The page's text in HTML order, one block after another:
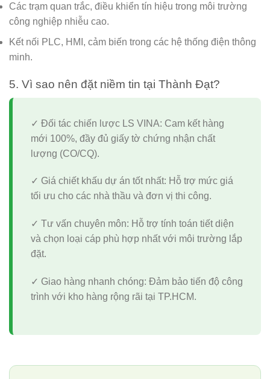
Các trạm quan trắc, điều khiển tín hiệu trong môi trường
công nghiệp nhiễu cao.
Kết nối PLC, HMI, cảm biến trong các hệ thống điện thông
minh.
5. Vì sao nên đặt niềm tin tại Thành Đạt?
✓ Đối tác chiến lược LS VINA: Cam kết hàng
mới 100%, đầy đủ giấy tờ chứng nhận chất
lượng (CO/CQ).
✓ Giá chiết khấu dự án tốt nhất: Hỗ trợ mức giá
tối ưu cho các nhà thầu và đơn vị thi công.
✓ Tư vấn chuyên môn: Hỗ trợ tính toán tiết diện
và chọn loại cáp phù hợp nhất với môi trường lắp
đặt.
✓ Giao hàng nhanh chóng: Đảm bảo tiến độ công
trình với kho hàng rộng rãi tại TP.HCM.